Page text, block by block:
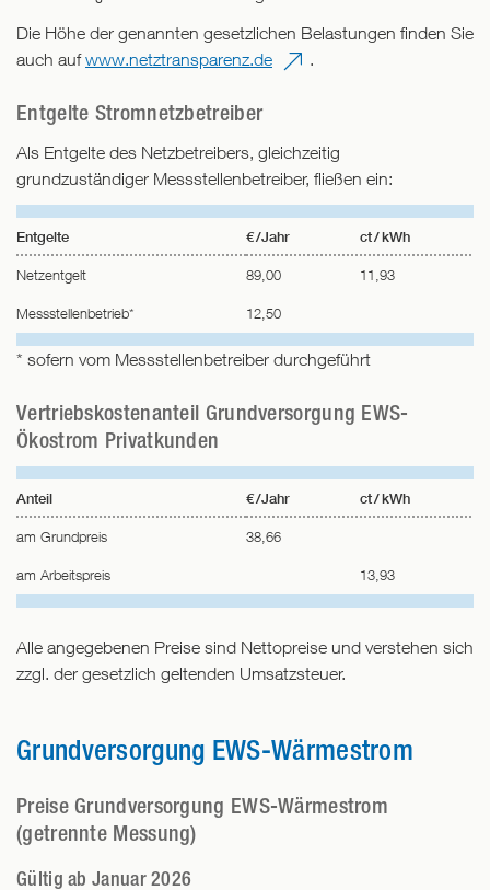
Die Höhe der genannten gesetzlichen Belastungen finden Sie
auch aufwww.netztransparenz.de .
Entgelte Stromnetzbetreiber
Als Entgelte des Netzbetreibers, gleichzeitig
grundzuständiger Messstellenbetreiber, fließen ein:
Entgelte € /Jahr ct / kWh
Netzentgelt 89,00 11,93
Messstellenbetrieb* 12,50
* sofern vom Messstellenbetreiber durchgeführt
Vertriebskostenanteil Grundversorgung EWS-
Ökostrom Privatkunden
Anteil € /Jahr ct / kWh
am Grundpreis 38,66
am Arbeitspreis 13,93
Alle angegebenen Preise sind Nettopreise und verstehen sich
zzgl. der gesetzlich geltenden Umsatzsteuer.
Grundversorgung EWS-Wärmestrom
Preise Grundversorgung EWS-Wärmestrom
(getrennte Messung)
Gültig ab Januar 2026